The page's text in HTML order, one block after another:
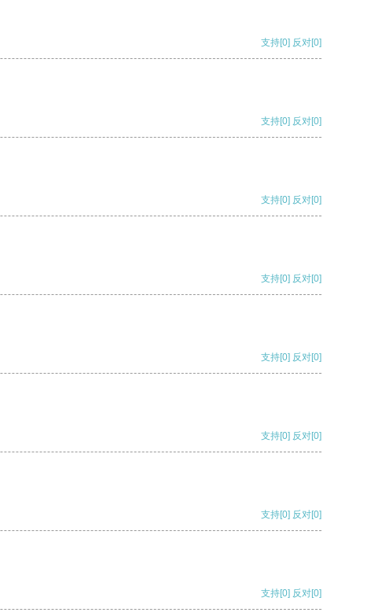
支持[0] 反对[0]
支持[0] 反对[0]
支持[0] 反对[0]
支持[0] 反对[0]
支持[0] 反对[0]
支持[0] 反对[0]
支持[0] 反对[0]
支持[0] 反对[0]